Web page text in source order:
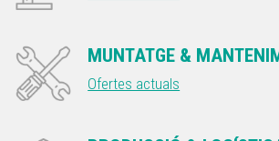
MUNTATGE &
Ofertes actuals